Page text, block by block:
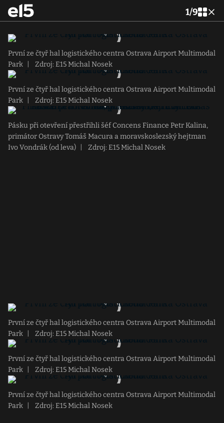
1/9
První ze čtyř hal logistického centra Ostrava Airport Multimodal
Park
Zdroj: E15 Michal Nosek
První ze čtyř hal logistického centra Ostrava Airport Multimodal
Park
Zdroj: E15 Michal Nosek
Pásku při otevření přestřihli šéf Concens Finance Petr Kalina,
primátor Ostravy Tomáš Macura a moravskoslezský hejtman
Ivo Vondrák (od leva)
Zdroj: E15 Michal Nosek
První ze čtyř hal logistického centra Ostrava Airport Multimodal
Park
Zdroj: E15 Michal Nosek
První ze čtyř hal logistického centra Ostrava Airport Multimodal
Park
Zdroj: E15 Michal Nosek
První ze čtyř hal logistického centra Ostrava Airport Multimodal
Park
Zdroj: E15 Michal Nosek